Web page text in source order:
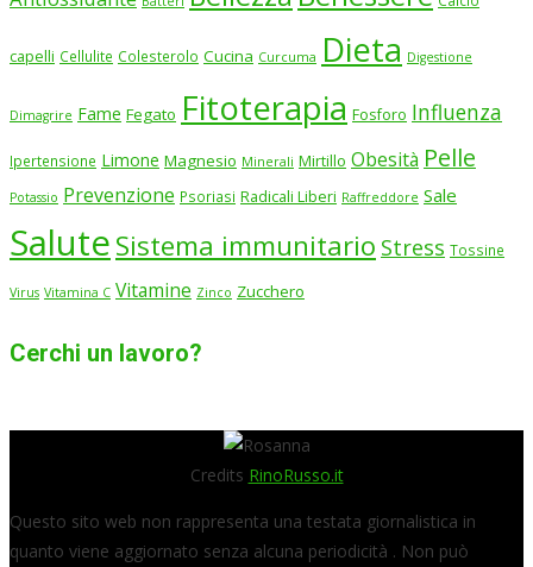
capelli Cellulite Colesterolo Cucina Curcuma Dieta Digestione
Dimagrire Fame Fegato Fitoterapia Fosforo Influenza
Ipertensione Limone Magnesio Minerali Mirtillo Obesità Pelle
Potassio Prevenzione Psoriasi Radicali Liberi Raffreddore Sale
Salute Sistema immunitario Stress Tossine
Virus Vitamina C Vitamine Zinco Zucchero
Cerchi un lavoro?
Credits RinoRusso.it
Questo sito web non rappresenta una testata giornalistica in
quanto viene aggiornato senza alcuna periodicità . Non può